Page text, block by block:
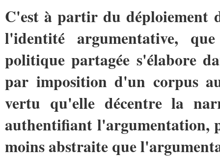
C'est à partir du déploiement
l'identité argumentative,
politique partagée s'élabore
par imposition d'un corpus
vertu qu'elle décentre la
authentifiant l'argumentation,
moins abstraite que